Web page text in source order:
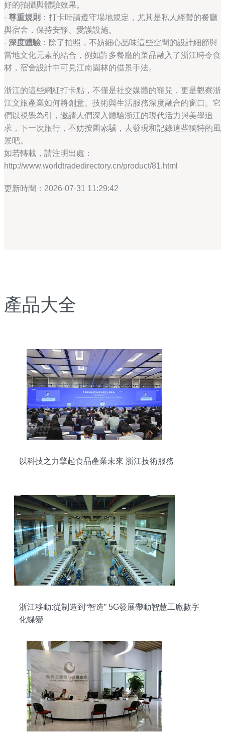
好的拍攝與體驗效果。
- 尊重規則
：打卡時請遵守場地規定，尤其是私人經營的餐廳
與宿舍，保持安靜、愛護設施。
- 深度體驗 ：除了拍照，不妨細心品味這些空間的設計細節與
當地文化元素的結合，例如許多餐廳的菜品融入了浙江時令食
材，宿舍設計中可見江南園林的借景手法。
浙江的這些網紅打卡點，不僅是社交媒體的寵兒，更是觀察浙
江文旅產業如何將創意、技術與生活服務深度融合的窗口。它
們以視覺為引，邀請人們深入體驗浙江的現代活力與美學追
求，下一次旅行，不妨按圖索驥，去發現和記錄這些獨特的風
景吧。
如若轉載，請注明出處：
http://www.worldtradedirectory.cn/product/81.html
更新時間：2026-07-31 11:29:42
產品大全
以科技之力擎起食品產業未來 浙江技術服務
浙江移動:從制造到“智造” 5G發展帶動智慧工廠數字
化蝶變